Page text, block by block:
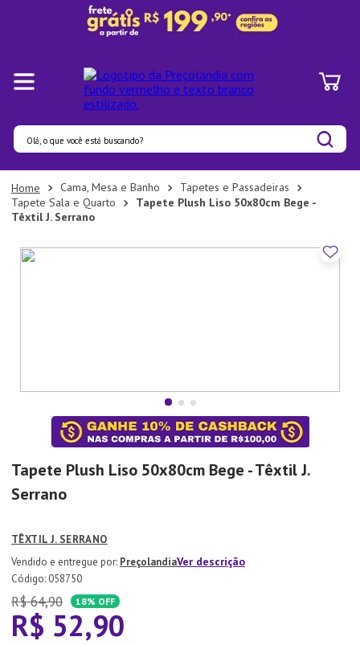
Olá, o que você está buscando?
Cama, Mesa e Banho
Tapetes e Passadeiras
Tapete Sala e Quarto
Tapete Plush Liso 50x80cm Bege -
Têxtil J. Serrano
Tapete Plush Liso 50x80cm Bege - Têxtil J.
Serrano
TÊXTIL J. SERRANO
PreçolandiaVer descrição
: 058750
R$ 64,90 18% OFF
R$ 52,90
Termos mais buscados
1º
Panelas
3
Lixeira